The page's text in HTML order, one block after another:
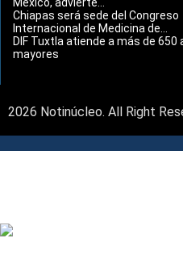
Chiapas será sede del Congreso
Internacional de Medicina de...
DIF Tuxtla atiende a más de 650
mayores
2026 Notinúcleo. All Right